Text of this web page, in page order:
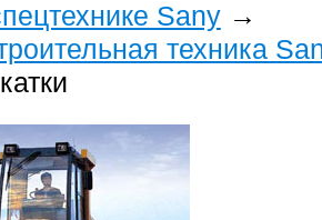
Sany→
техника